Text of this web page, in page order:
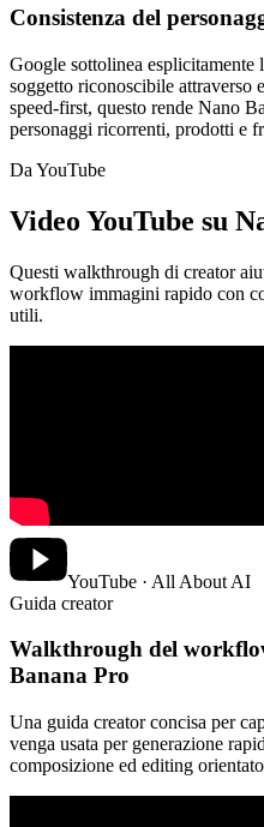
Consistenza del
Google sottolinea esplicitamente
soggetto riconoscibile attraverso
speed-first, questo rende Nano
personaggi ricorrenti, prodotti e
Da YouTube
Video YouTube su
Questi walkthrough di creator
workflow immagini rapido con
utili.
YouTube · All About AI
Guida creator
Walkthrough del
Banana Pro
Una guida creator concisa per
venga usata per generazione
composizione ed editing